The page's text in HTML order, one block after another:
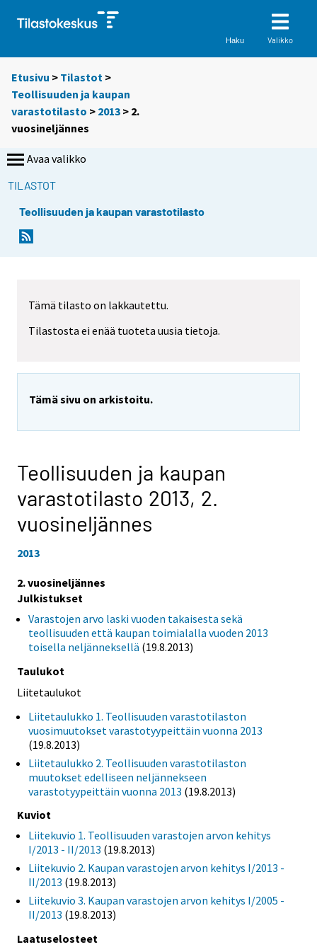
Haku Valikko
Etusivu > Tilastot >
Teollisuuden ja kaupan
varastotilasto > 2013 > 2.
vuosineljännes
Avaa valikko
TILASTOT
Teollisuuden ja kaupan varastotilasto
Tämä tilasto on lakkautettu.
Tilastosta ei enää tuoteta uusia tietoja.
Tämä sivu on arkistoitu.
Teollisuuden ja kaupan
varastotilasto 2013, 2.
vuosineljännes
2013
2. vuosineljännes
Julkistukset
Varastojen arvo laski vuoden takaisesta sekä
teollisuuden että kaupan toimialalla vuoden 2013
toisella neljänneksellä (19.8.2013)
Taulukot
Liitetaulukot
Liitetaulukko 1. Teollisuuden varastotilaston
vuosimuutokset varastotyypeittäin vuonna 2013
(19.8.2013)
Liitetaulukko 2. Teollisuuden varastotilaston
muutokset edelliseen neljännekseen
varastotyypeittäin vuonna 2013 (19.8.2013)
Kuviot
Liitekuvio 1. Teollisuuden varastojen arvon kehitys
I/2013 - II/2013 (19.8.2013)
Liitekuvio 2. Kaupan varastojen arvon kehitys I/2013 -
II/2013 (19.8.2013)
Liitekuvio 3. Kaupan varastojen arvon kehitys I/2005 -
II/2013 (19.8.2013)
Laatuselosteet